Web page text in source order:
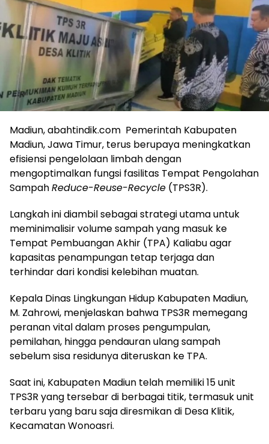
Madiun, abahtindik.com ​Pemerintah Kabupaten
Madiun, Jawa Timur, terus berupaya meningkatkan
efisiensi pengelolaan limbah dengan
mengoptimalkan fungsi fasilitas Tempat Pengolahan
SampahReduce-Reuse-Recycle (TPS3R).
Langkah ini diambil sebagai strategi utama untuk
meminimalisir volume sampah yang masuk ke
Tempat Pembuangan Akhir (TPA) Kaliabu agar
kapasitas penampungan tetap terjaga dan
terhindar dari kondisi kelebihan muatan.
​Kepala Dinas Lingkungan Hidup Kabupaten Madiun,
M. Zahrowi, menjelaskan bahwa TPS3R memegang
peranan vital dalam proses pengumpulan,
pemilahan, hingga pendauran ulang sampah
sebelum sisa residunya diteruskan ke TPA.
Saat ini, Kabupaten Madiun telah memiliki 15 unit
TPS3R yang tersebar di berbagai titik, termasuk unit
terbaru yang baru saja diresmikan di Desa Klitik,
Kecamatan Wonoasri.